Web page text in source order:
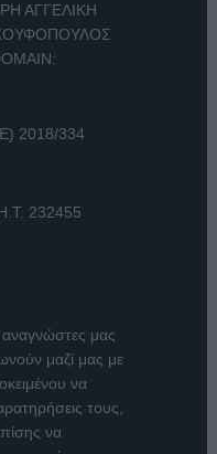
ΑΓΓΕΛΙΚΗ
2018/334
232455
αναγνώστες μας
μαζί μας με
να
τους,
να